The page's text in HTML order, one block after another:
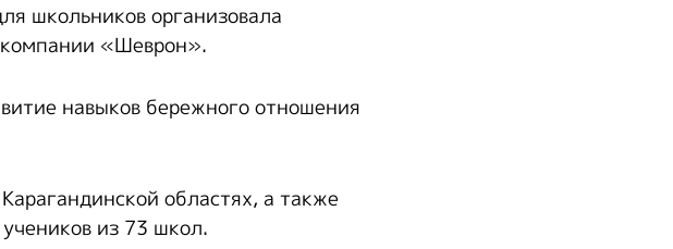
школьников организовала
компании «Шеврон».
навыков бережного отношения
областях, а также
из 73 школ.